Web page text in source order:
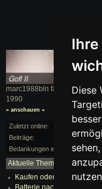
Diese
marc1988bln fährt einenGolf
1990
» anschauen «
Zuletzt online:
Beiträge:
Bedankungen erhalten:
Aktuelle Themen:
Kaufen oder sein lassen!